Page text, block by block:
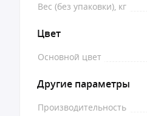
Вес (без упаковки), кг
Цвет
Основной цвет
Другие параметры
Производительность